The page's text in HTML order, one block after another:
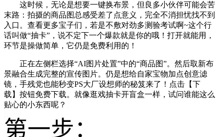
这时候，无论是想要一键换布景，但良多小伙伴可能会苦
末路：拍摄的商品图总感受差了点意义，完全不消担忧找不到
入口。查看更多宝子们，若是不敷对劲多测验考试啊~这个行
话叫做“抽卡”，说不定下一个爆款就是你的哦！打开就能用，
环节是操做简单，它仍是免费利用的！
正在左侧栏选择“AI图片处置”中的“商品图”。然后取新布
景融合生成完整的宣传图片。仍是想给自家宝物加点创意滤
镜，手残党也能秒变PS大厂设想师的秘笈来了！点击【下
载】按钮免费下载。就像逛戏抽卡开盲盒一样，试问谁能这么
贴心的小东西呢？